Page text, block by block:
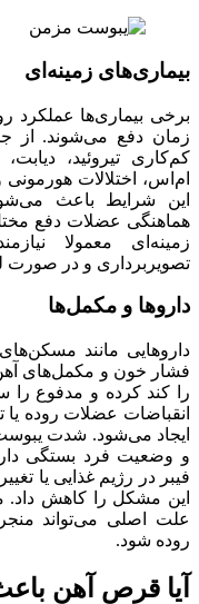
بیماری‌های زمینه‌ای
برخی بیماری‌ها عملکرد
زمان دفع می‌شوند. از
کم‌کاری تیروئید،
ام‌اس، اختلالات
این شرایط باعث
هماهنگی عضلات دفع
زمینه‌ای معمولا
تصویربرداری و در صورت
داروها و مکمل‌ها
داروهایی مانند
فشار خون و مکمل‌های
را کند کرده و مدفوع را
انقباضات عضلات روده یا
ایجاد می‌شود. شدت
و وضعیت فرد بستگی
فیبر در رژیم غذایی یا
این مشکل را کاهش
علت اصلی می‌تواند
روده شود.
آیا قرص آهن